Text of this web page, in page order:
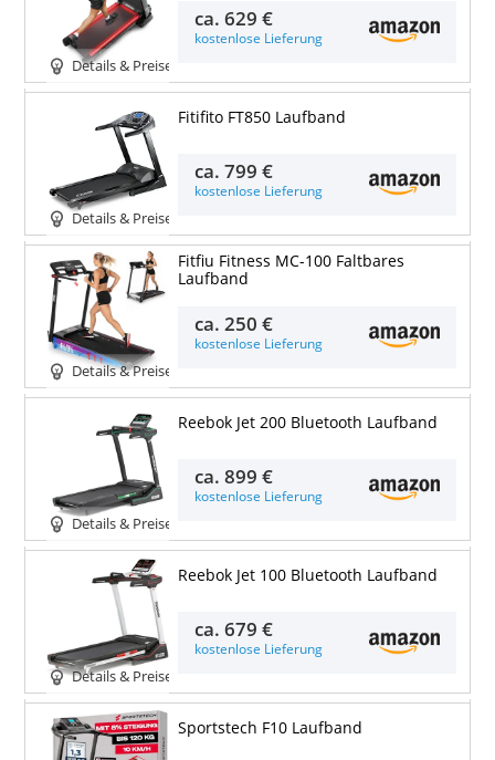
Details & Preise
ca.629 €
kostenlose Lieferung
Details & Preise
Fitifito FT850 Laufband
ca.799 €
kostenlose Lieferung
Details & Preise
Fitfiu Fitness MC-100 Faltbares
Laufband
ca.250 €
kostenlose Lieferung
Details & Preise
Reebok Jet 200 Bluetooth Laufband
ca.899 €
kostenlose Lieferung
Details & Preise
Reebok Jet 100 Bluetooth Laufband
ca.679 €
kostenlose Lieferung
Sportstech F10 Laufband